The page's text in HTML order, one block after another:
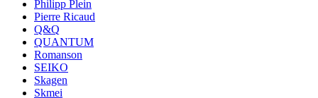
Philipp Plein
Pierre Ricaud
Q&Q
QUANTUM
Romanson
SEIKO
Skagen
Skmei